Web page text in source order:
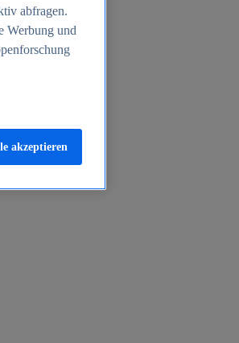
abfragen.
Werbung und
akzeptieren